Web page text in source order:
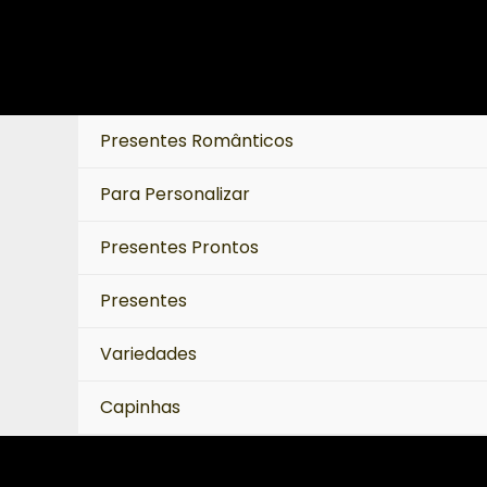
conteúdo
Presentes Românticos
Para Personalizar
Presentes Prontos
Presentes
Variedades
Capinhas